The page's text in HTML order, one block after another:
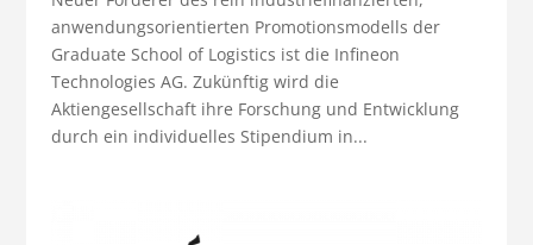
anwendungsorientierten Promotionsmodells der
Graduate School of Logistics ist die Infineon
Technologies AG. Zukünftig wird die
Aktiengesellschaft ihre Forschung und Entwicklung
durch ein individuelles Stipendium in...